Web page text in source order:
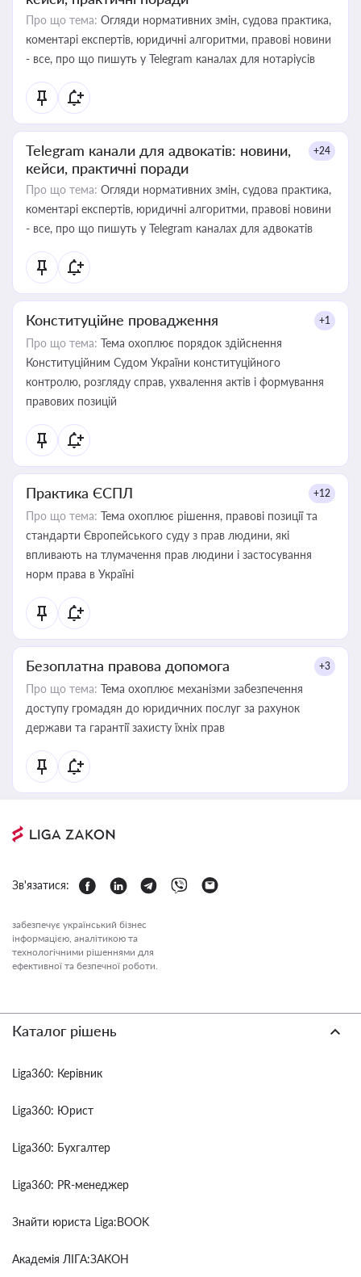
Про що тема: Огляди нормативних змін, судова практика,
коментарі експертів, юридичні алгоритми, правові новини
- все, про що пишуть у Telegram каналах для нотаріусів
Telegram канали для адвокатів: новини,
кейси, практичні поради
+24
Про що тема: Огляди нормативних змін, судова практика,
коментарі експертів, юридичні алгоритми, правові новини
- все, про що пишуть у Telegram каналах для адвокатів
Конституційне провадження +1
Про що тема: Тема охоплює порядок здійснення
Конституційним Судом України конституційного
контролю, розгляду справ, ухвалення актів і формування
правових позицій
Практика ЄСПЛ +12
Про що тема: Тема охоплює рішення, правові позиції та
стандарти Європейського суду з прав людини, які
впливають на тлумачення прав людини і застосування
норм права в Україні
Безоплатна правова допомога +3
Про що тема: Тема охоплює механізми забезпечення
доступу громадян до юридичних послуг за рахунок
держави та гарантії захисту їхніх прав
Зв'язатися:
забезпечує український бізнес
інформацією, аналітикою та
технологічними рішеннями для
ефективної та безпечної роботи.
Каталог рішень
Liga360: Керівник
Liga360: Юрист
Liga360: Бухгалтер
Liga360: PR-менеджер
Знайти юриста Liga:BOOK
Академія ЛІГА:ЗАКОН